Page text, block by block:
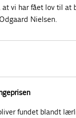
vi har fået lov til at
Nielsen.
fundet blandt